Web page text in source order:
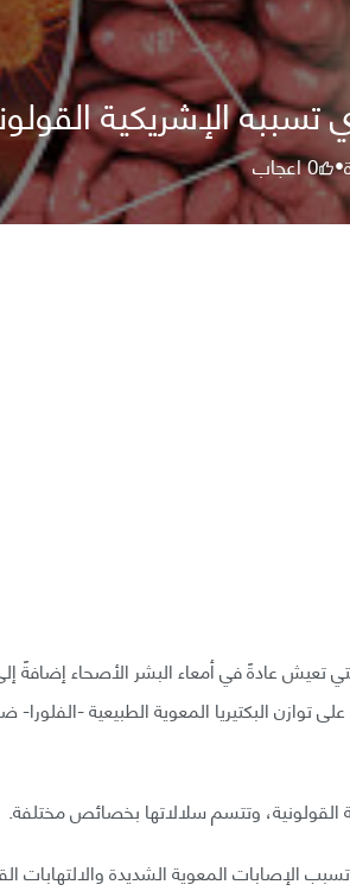
تسببه الإشريكية
•
0اعجاب
تعيش عادةً في أمعاء البشر الأصحاء إضافةً
توازن البكتيريا المعوية الطبيعية -الفلورا-
القولونية، وتتسم سلالاتها بخصائص مختلفة.
الإصابات المعوية الشديدة والالتهابات